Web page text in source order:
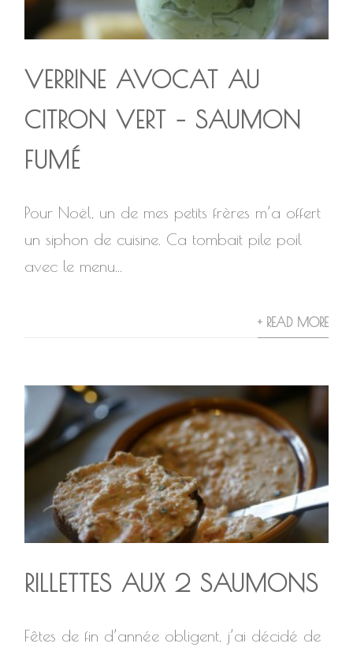
VERRINE AVOCAT AU
CITRON VERT – SAUMON
FUMÉ
Pour Noël, un de mes petits frères m’a offert
un siphon de cuisine. Ca tombait pile poil
avec le menu...
+ READ MORE
RILLETTES AUX 2 SAUMONS
Fêtes de fin d’année obligent, j’ai décidé de